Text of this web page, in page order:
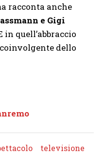
racconta anche
e Gigi
in quell’abbraccio
dello
televisione